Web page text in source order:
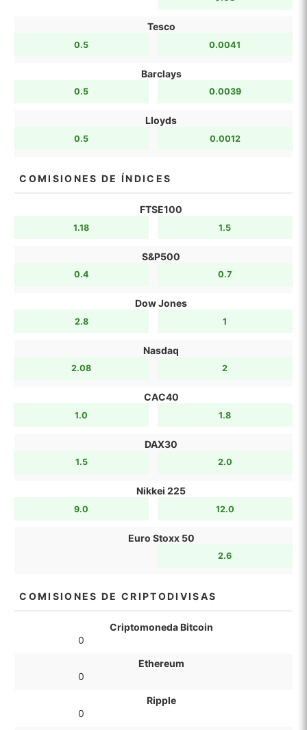
Tesco
0.5 0.0041
Barclays
0.5 0.0039
Lloyds
0.5 0.0012
COMISIONES DE ÍNDICES
FTSE100
1.18 1.5
S&P500
0.4 0.7
Dow Jones
2.8 1
Nasdaq
2.08 2
CAC40
1.0 1.8
DAX30
1.5 2.0
Nikkei 225
9.0 12.0
Euro Stoxx 50
2.6
COMISIONES DE CRIPTODIVISAS
Criptomoneda Bitcoin
0
Ethereum
0
Ripple
0